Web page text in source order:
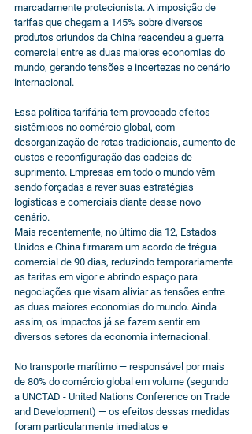
marcadamente protecionista. A imposição de
tarifas que chegam a 145% sobre diversos
produtos oriundos da China reacendeu a guerra
comercial entre as duas maiores economias do
mundo, gerando tensões e incertezas no cenário
internacional.
Essa política tarifária tem provocado efeitos
sistêmicos no comércio global, com
desorganização de rotas tradicionais, aumento de
custos e reconfiguração das cadeias de
suprimento. Empresas em todo o mundo vêm
sendo forçadas a rever suas estratégias
logísticas e comerciais diante desse novo
cenário.
Mais recentemente, no último dia 12, Estados
Unidos e China firmaram um acordo de trégua
comercial de 90 dias, reduzindo temporariamente
as tarifas em vigor e abrindo espaço para
negociações que visam aliviar as tensões entre
as duas maiores economias do mundo. Ainda
assim, os impactos já se fazem sentir em
diversos setores da economia internacional.
No transporte marítimo — responsável por mais
de 80% do comércio global em volume (segundo
a UNCTAD - United Nations Conference on Trade
and Development) — os efeitos dessas medidas
foram particularmente imediatos e